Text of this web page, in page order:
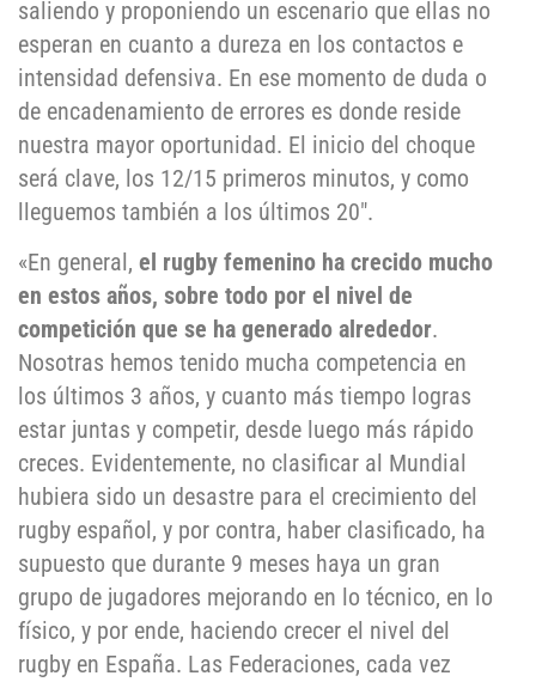
saliendo y proponiendo un escenario que ellas no
esperan en cuanto a dureza en los contactos e
intensidad defensiva. En ese momento de duda o
de encadenamiento de errores es donde reside
nuestra mayor oportunidad. El inicio del choque
será clave, los 12/15 primeros minutos, y como
lleguemos también a los últimos 20″.
«En general, el rugby femenino ha crecido mucho
en estos años, sobre todo por el nivel de
competición que se ha generado alrededor.
Nosotras hemos tenido mucha competencia en
los últimos 3 años, y cuanto más tiempo logras
estar juntas y competir, desde luego más rápido
creces. Evidentemente, no clasificar al Mundial
hubiera sido un desastre para el crecimiento del
rugby español, y por contra, haber clasificado, ha
supuesto que durante 9 meses haya un gran
grupo de jugadores mejorando en lo técnico, en lo
físico, y por ende, haciendo crecer el nivel del
rugby en España. Las Federaciones, cada vez